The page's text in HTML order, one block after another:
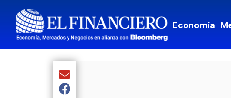
Economía
Compartir el artículo actual mediante Email
Compartir el artículo actual mediante Facebook